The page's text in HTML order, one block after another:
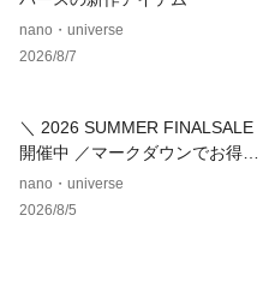
■シリーズ
・6686127229　「OtoNANO
・6686121223　「OtoNANO
・6686128203　「
パンツ
「OtoNANO」
nano・universe
2026/8/7
＼ 2026 SUMMER FINALSALE
開催中 ／マークダウンでお得に
ゲット！
nano・universe
2026/8/5